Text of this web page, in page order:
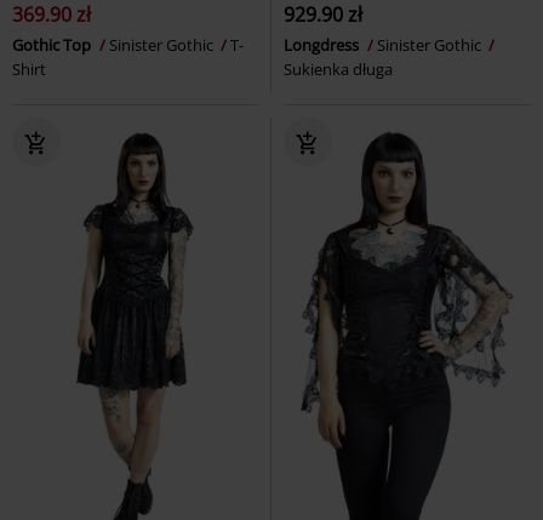
369.90 zł
Gothic Top Sinister Gothic
T-
Shirt
929.90 zł
Longdress
Sinister Gothic
Sukienka długa